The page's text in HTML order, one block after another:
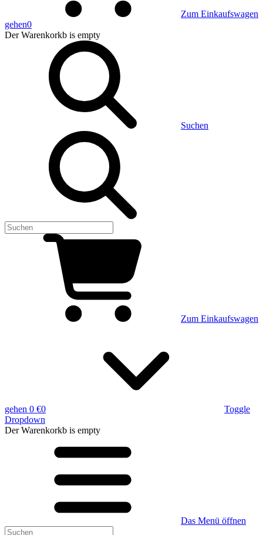
Zum Einkaufswagen
gehen0
Der Warenkorkb is empty
Suchen
Zum Einkaufswagen
gehen 0 €0
Toggle
Dropdown
Der Warenkorkb is empty
Das Menü öffnen